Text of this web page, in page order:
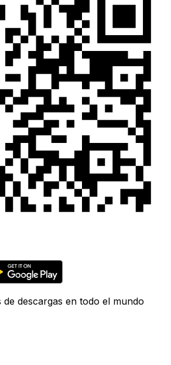
de descargas en todo el mundo